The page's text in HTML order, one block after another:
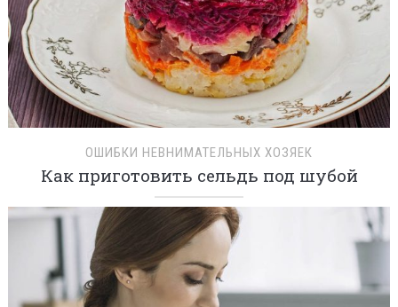
ОШИБКИ НЕВНИМАТЕЛЬНЫХ ХОЗЯЕК
Как приготовить сельдь под шубой